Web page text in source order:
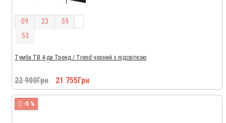
09 23 59
52
Тумба ТВ 4-дв Тренд / Trend чорний з підсвіткою
22 900Грн 21 755Грн
-5 %